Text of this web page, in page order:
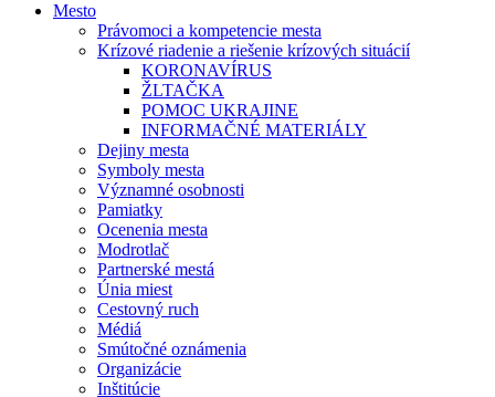
Mesto
Právomoci a kompetencie mesta
Krízové riadenie a riešenie krízových situácií
KORONAVÍRUS
ŽLTAČKA
POMOC UKRAJINE
INFORMAČNÉ MATERIÁLY
Dejiny mesta
Symboly mesta
Významné osobnosti
Pamiatky
Ocenenia mesta
Modrotlač
Partnerské mestá
Únia miest
Cestovný ruch
Médiá
Smútočné oznámenia
Organizácie
Inštitúcie